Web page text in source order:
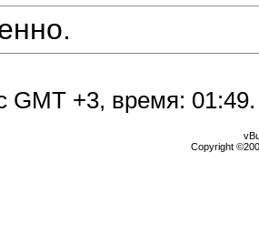
GMT +3, время: 01:49.
Copyright